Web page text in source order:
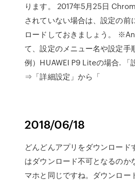
ります。 2017年5月25日
されていない場合は、設定の前
ロードしておきましょう。
て、設定のメニュー名や設定手
例）HUAWEI P9 Liteの場合. 「
⇒「詳細設定」から「
2018/06/18
どんどんアプリをダウンロード
はダウンロード不可となるのか
マホと同じですね。ダウンロー